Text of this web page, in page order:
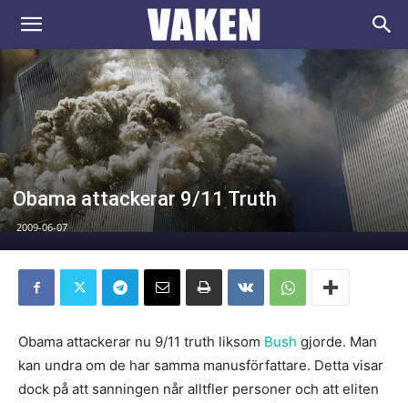
VAKEN.se
Obama attackerar 9/11 Truth
2009-06-07
Obama attackerar nu 9/11 truth liksom Bush gjorde. Man
kan undra om de har samma manusförfattare. Detta visar
dock på att sanningen når alltfler personer och att eliten